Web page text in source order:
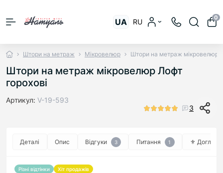
UA RU
0
Штори на метраж Мікровелюр Штори на метраж мікровелюр
Штори на метраж мікровелюр Лофт
горохові
Артикул: V-19-593
3
Деталі Опис Відгуки 3 Питання 1 ⚜︎ Догляд
Різні відтінки Хіт продажів